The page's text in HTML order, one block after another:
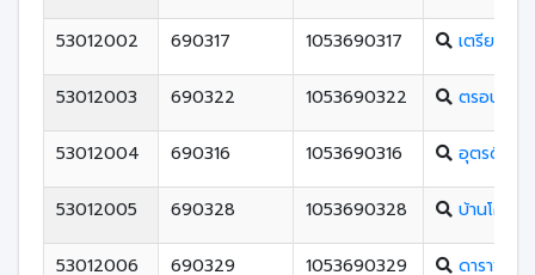
53012002 690317 1053690317 เตรียมอุด
53012003 690322 1053690322 ตรอนตรีสิ
53012004 690316 1053690316 อุตรดิตถ์
53012005 690328 1053690328 บ้านโคนพิ
53012006 690329 1053690329 ดาราพิทย